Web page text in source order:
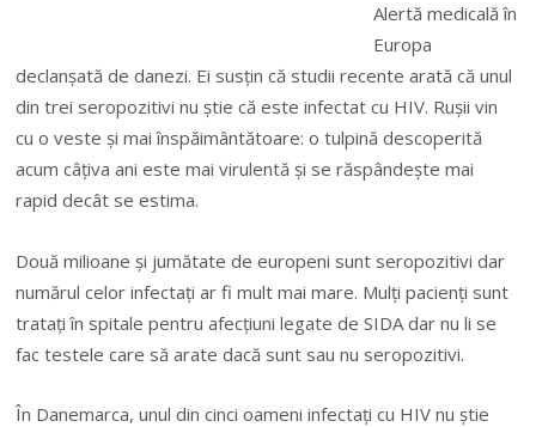
Alertă medicală în
Europa
declanşată de danezi. Ei susţin că studii recente arată că unul
din trei seropozitivi nu ştie că este infectat cu HIV. Ruşii vin
cu o veste şi mai înspăimântătoare: o tulpină descoperită
acum câţiva ani este mai virulentă şi se răspândeşte mai
rapid decât se estima.
Două milioane şi jumătate de europeni sunt seropozitivi dar
numărul celor infectaţi ar fi mult mai mare. Mulţi pacienţi sunt
trataţi în spitale pentru afecţiuni legate de SIDA dar nu li se
fac testele care să arate dacă sunt sau nu seropozitivi.
În Danemarca, unul din cinci oameni infectaţi cu HIV nu ştie